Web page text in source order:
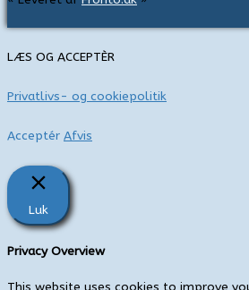
:
LÆS OG ACCEPTÈR
Privatlivs- og cookiepolitik
Acceptér Afvis
Luk
Privacy Overview